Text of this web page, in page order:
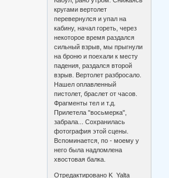
кругами вертолет
перевернулся и упал на
кабину, начал гореть, через
некоторое время раздался
сильный взрыв, мы прыгнули
на броню и поехали к месту
падения, раздался второй
взрыв. Вертолет разбросало.
Нашел оплавленный
пистолет, браслет от часов.
Фрагменты тел и т.д.
Прилетела "восьмерка",
забрала... Сохранилась
фотография этой сцены.
Вспоминается, по - моему у
него была надломлена
хвостовая балка.
Отредактировано K_Yalta